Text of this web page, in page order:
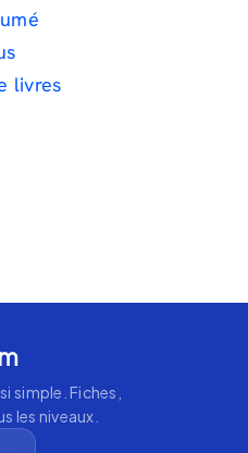
livres
simple. Fiches,
les niveaux.